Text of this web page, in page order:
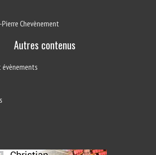
Pierre Chevènement
Autres contenus